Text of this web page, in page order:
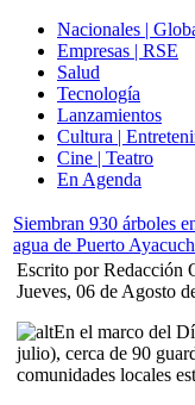
Nacionales |
Empresas | RSE
Salud
Tecnología
Lanzamientos
Cultura |
Cine | Teatro
En Agenda
Siembran 930 árboles
agua de Puerto
Escrito por Redacción
Jueves, 06 de Agosto
En el marco del
julio), cerca de 90
comunidades locales